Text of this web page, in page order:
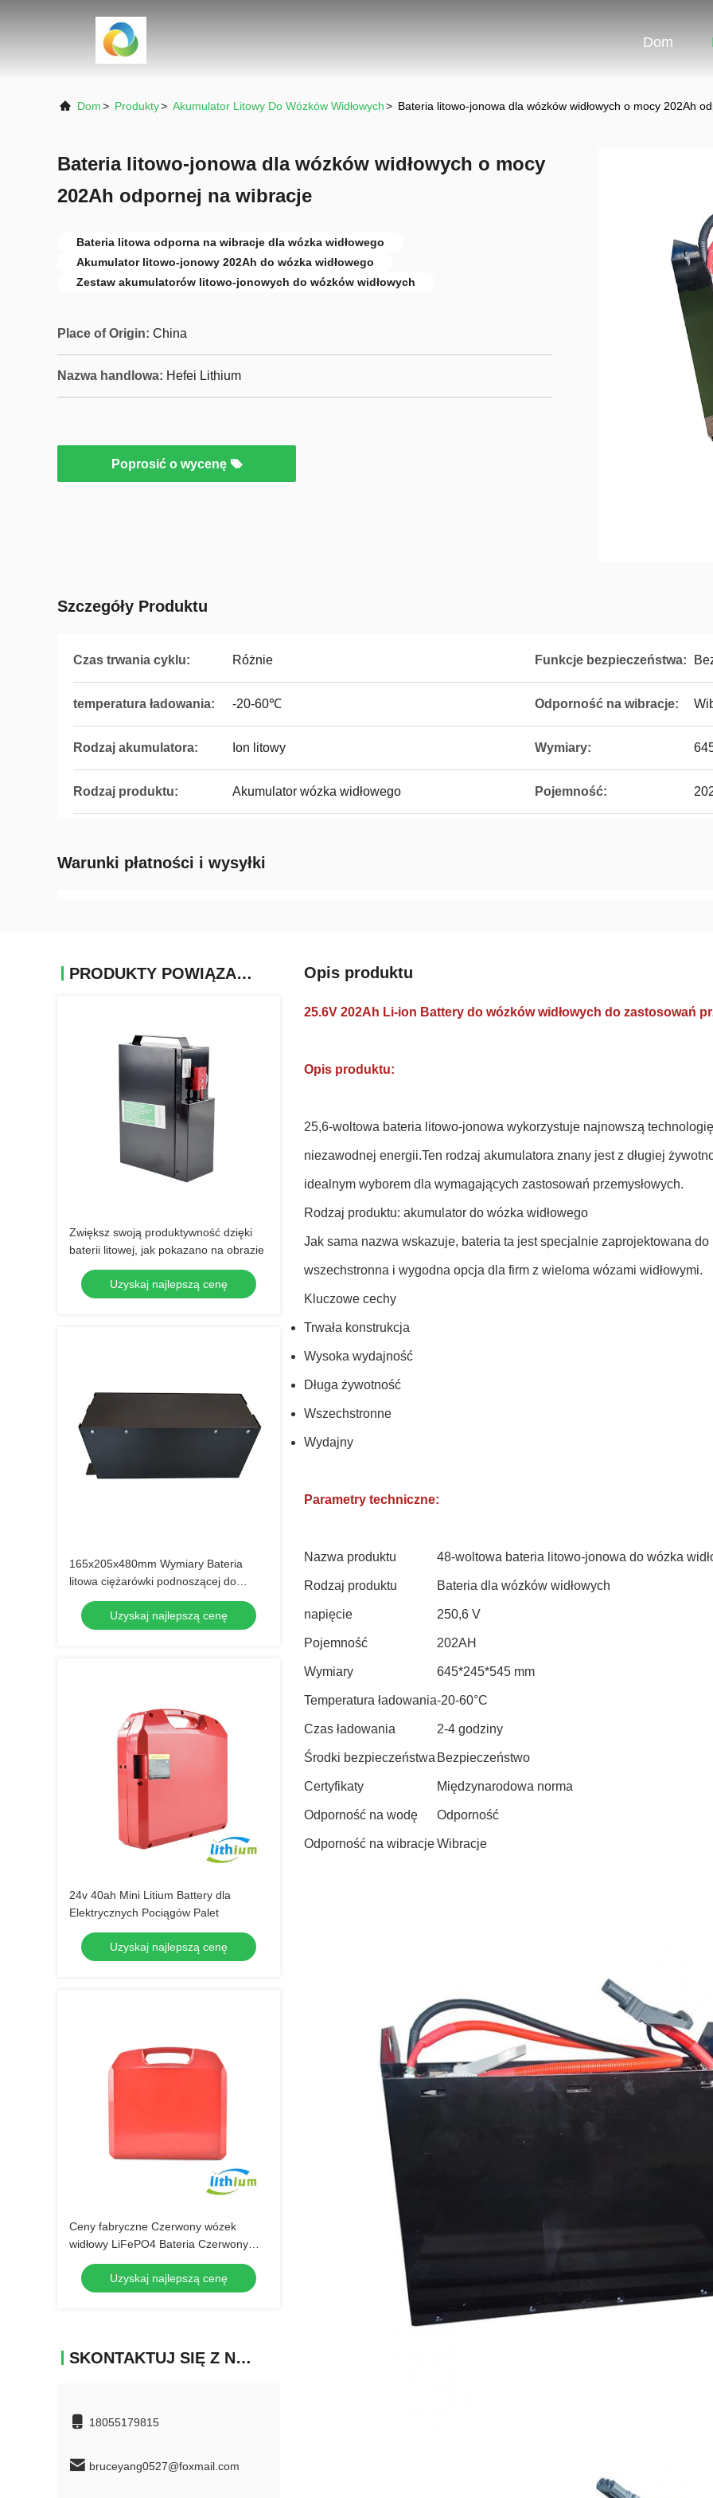
Dom
Dom> Produkty> Akumulator Litowy Do Wózków Widłowych> Bateria litowo-jonowa dla wózków widłowych o mocy 202Ah
Bateria litowo-jonowa dla wózków widłowych o mocy
202Ah odpornej na wibracje
Bateria litowa odporna na wibracje dla wózka widłowego
Akumulator litowo-jonowy 202Ah do wózka widłowego
Zestaw akumulatorów litowo-jonowych do wózków widłowych
Place of Origin: China
Nazwa handlowa: Hefei Lithium
Poprosić o wycenę
Szczegóły Produktu
Czas trwania cyklu: Różnie Funkcje bezpieczeństwa:
temperatura ładowania: -20-60℃ Odporność na wibracje:
Rodzaj akumulatora: Ion litowy Wymiary:
Rodzaj produktu: Akumulator wózka widłowego Pojemność:
Warunki płatności i wysyłki
PRODUKTY POWIĄZANE
Zwiększ swoją produktywność dzięki
baterii litowej, jak pokazano na obrazie
Uzyskaj najlepszą cenę
165x205x480mm Wymiary Bateria
litowa ciężarówki podnoszącej do
zastosowań ciężkich
Uzyskaj najlepszą cenę
24v 40ah Mini Litium Battery dla
Elektrycznych Pociągów Palet
Uzyskaj najlepszą cenę
Ceny fabryczne Czerwony wózek
widłowy LiFePO4 Bateria Czerwony
akumulator litowy 24V 40ah
Uzyskaj najlepszą cenę
SKONTAKTUJ SIĘ Z NAMI
18055179815
bruceyang0527@foxmail.com
Opis produktu
25.6V 202Ah Li-ion Battery do wózków widłowych do zastosowań
Opis produktu:
25,6-woltowa bateria litowo-jonowa wykorzystuje najnowszą
niezawodnej energii.Ten rodzaj akumulatora znany jest z długiej
idealnym wyborem dla wymagających zastosowań przemysłowych.
Rodzaj produktu: akumulator do wózka widłowego
Jak sama nazwa wskazuje, bateria ta jest specjalnie zaprojektowana
wszechstronna i wygodna opcja dla firm z wieloma wózami widłowymi.
Kluczowe cechy
Trwała konstrukcja
Wysoka wydajność
Długa żywotność
Wszechstronne
Wydajny
Parametry techniczne:
Nazwa produktu 48-woltowa bateria litowo-jonowa do wózka
Rodzaj produktu Bateria dla wózków widłowych
napięcie 250,6 V
Pojemność 202AH
Wymiary 645*245*545 mm
Temperatura ładowania-20-60°C
Czas ładowania 2-4 godziny
Środki bezpieczeństwa Bezpieczeństwo
Certyfikaty Międzynarodowa norma
Odporność na wodę Odporność
Odporność na wibracjeWibracje